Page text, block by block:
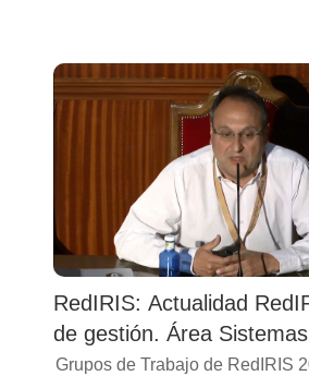
RedIRIS: Actualidad
de gestión. Área
Grupos de Trabajo de RedIRIS